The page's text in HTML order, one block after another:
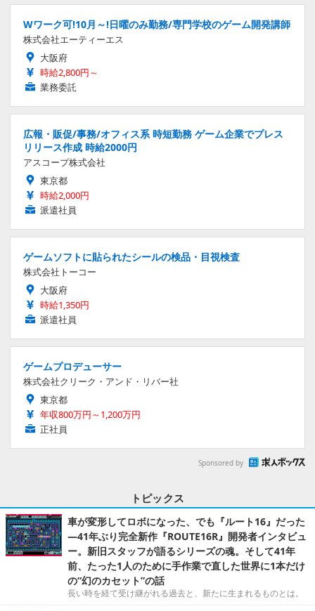
Wワーク可!10月～!日曜のみ勤務/専門学校のゲーム開発講師
株式会社エーティーエス
大阪府
時給2,800円～
業務委託
広報・販促/事務/オフィス系 時短勤務 ゲーム企業でプレス
リリース作成 時給2000円
アスコープ株式会社
東京都
時給2,000円
派遣社員
ゲームソフトに貼られたシールの検品・目視検査
株式会社トーコー
大阪府
時給1,350円
派遣社員
ゲームプロデューサー
株式会社クリーク・アンド・リバー社
東京都
年収800万円～1,200万円
正社員
Sponsored by
トピックス
車が変形してロボになった、でも『ルート16』だった
―41年ぶり完全新作『ROUTE16R』開発者インタビュ
ー。新旧スタッフが語るシリーズの魂。そして41年
前、たった1人のために手作業で直した世界に1本だけ
の“幻のカセット”の話
長い時を経て受け継がれる過去と、新たに生まれるものとは。